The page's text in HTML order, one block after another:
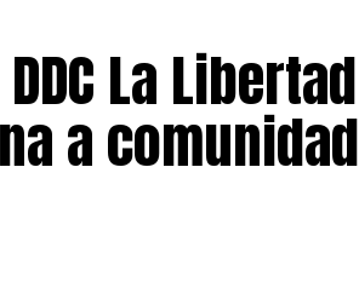
La Libertad
a comunidad